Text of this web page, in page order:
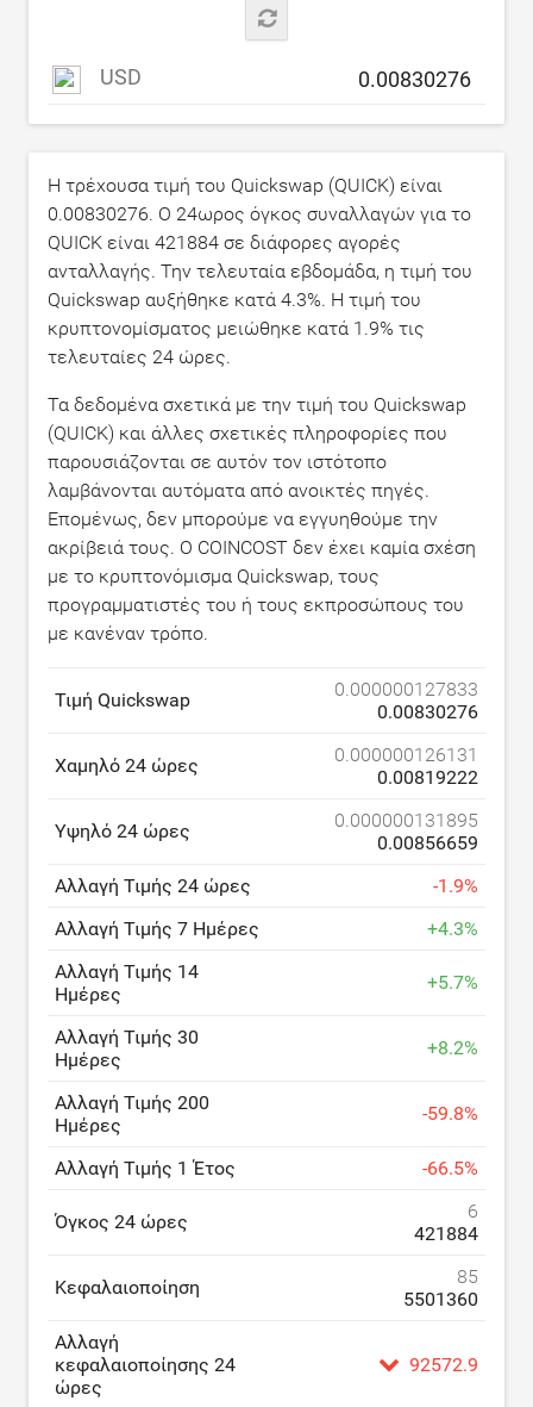
USD
Η τρέχουσα τιμή του Quickswap (QUICK) είναι
0.00830276. Ο 24ωρος όγκος συναλλαγών για το
QUICK είναι 421884 σε διάφορες αγορές
ανταλλαγής. Την τελευταία εβδομάδα, η τιμή του
Quickswap αυξήθηκε κατά 4.3%. Η τιμή του
κρυπτονομίσματος μειώθηκε κατά 1.9% τις
τελευταίες 24 ώρες.
Τα δεδομένα σχετικά με την τιμή του Quickswap
(QUICK) και άλλες σχετικές πληροφορίες που
παρουσιάζονται σε αυτόν τον ιστότοπο
λαμβάνονται αυτόματα από ανοικτές πηγές.
Επομένως, δεν μπορούμε να εγγυηθούμε την
ακρίβειά τους. Ο COINCOST δεν έχει καμία σχέση
με το κρυπτονόμισμα Quickswap, τους
προγραμματιστές του ή τους εκπροσώπους του
με κανέναν τρόπο.
Τιμή Quickswap
0.000000127833
0.00830276
Χαμηλό 24 ώρες
0.000000126131
0.00819222
Υψηλό 24 ώρες
0.000000131895
0.00856659
Αλλαγή Τιμής 24 ώρες
-1.9%
Αλλαγή Τιμής 7 Ημέρες
+4.3%
Αλλαγή Τιμής 14
Ημέρες
+5.7%
Αλλαγή Τιμής 30
Ημέρες
+8.2%
Αλλαγή Τιμής 200
Ημέρες
-59.8%
Αλλαγή Τιμής 1 Έτος -66.5%
Όγκος 24 ώρες
6
421884
Κεφαλαιοποίηση
85
5501360
Αλλαγή
κεφαλαιοποίησης 24
ώρες
92572.9